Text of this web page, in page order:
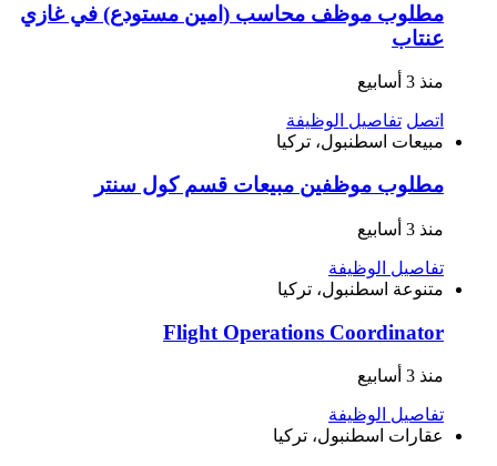
مطلوب موظف محاسب (امين مستودع) في غازي
عنتاب
منذ 3 أسابيع
اتصل تفاصيل الوظيفة
مبيعات اسطنبول، تركيا
مطلوب موظفين مبيعات قسم كول سنتر
منذ 3 أسابيع
تفاصيل الوظيفة
متنوعة اسطنبول، تركيا
Flight Operations Coordinator
منذ 3 أسابيع
تفاصيل الوظيفة
عقارات اسطنبول، تركيا